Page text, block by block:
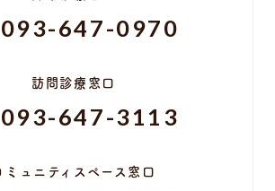
093-647-0970
訪問診療窓口
093-647-3113
ミュニティスペース窓口